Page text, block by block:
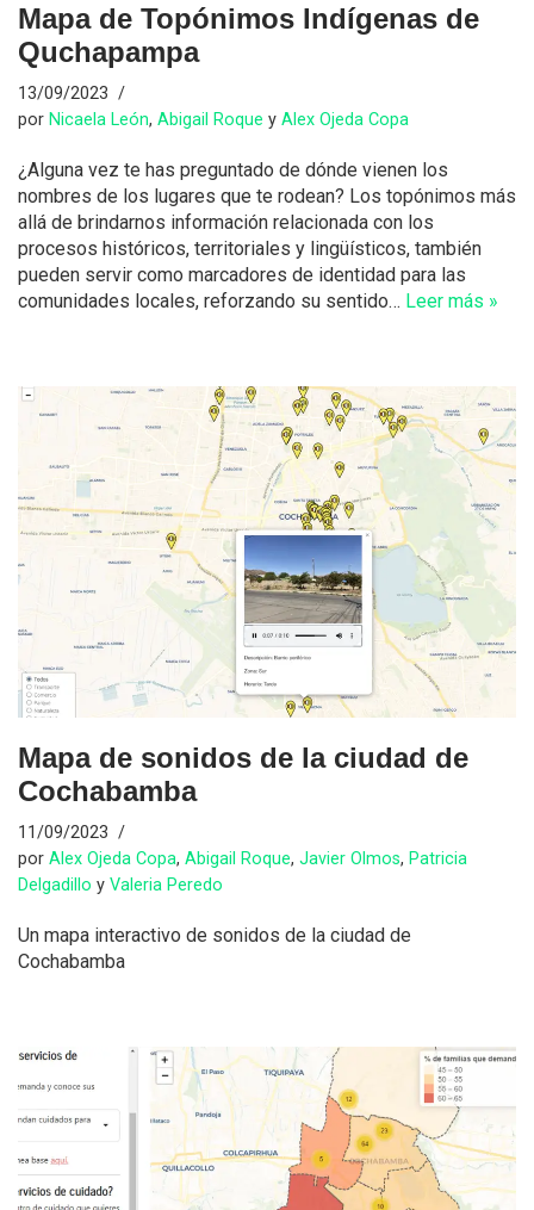
Mapa de Topónimos Indígenas de
Quchapampa
13/09/2023
por Nicaela León, Abigail Roque y Alex Ojeda Copa
¿Alguna vez te has preguntado de dónde vienen los
nombres de los lugares que te rodean? Los topónimos más
allá de brindarnos información relacionada con los
procesos históricos, territoriales y lingüísticos, también
pueden servir como marcadores de identidad para las
comunidades locales, reforzando su sentido… Leer más »
Mapa de sonidos de la ciudad de
Cochabamba
11/09/2023
por Alex Ojeda Copa, Abigail Roque, Javier Olmos, Patricia
Delgadillo y Valeria Peredo
Un mapa interactivo de sonidos de la ciudad de
Cochabamba